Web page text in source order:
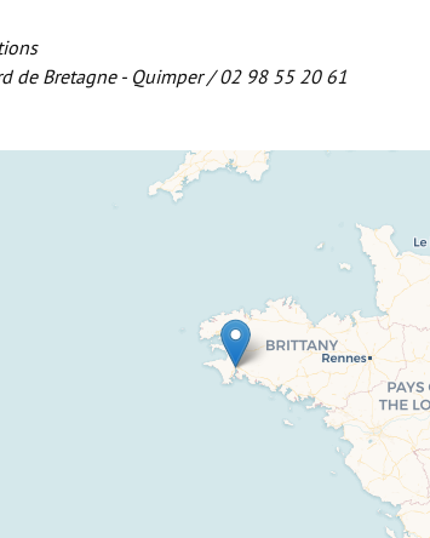
de Bretagne - Quimper / 02 98 55 20 61